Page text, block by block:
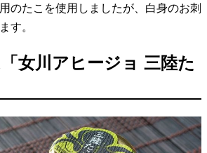
のたこを使用しましたが、白身のお刺
す。
女川アヒージョ 三陸た